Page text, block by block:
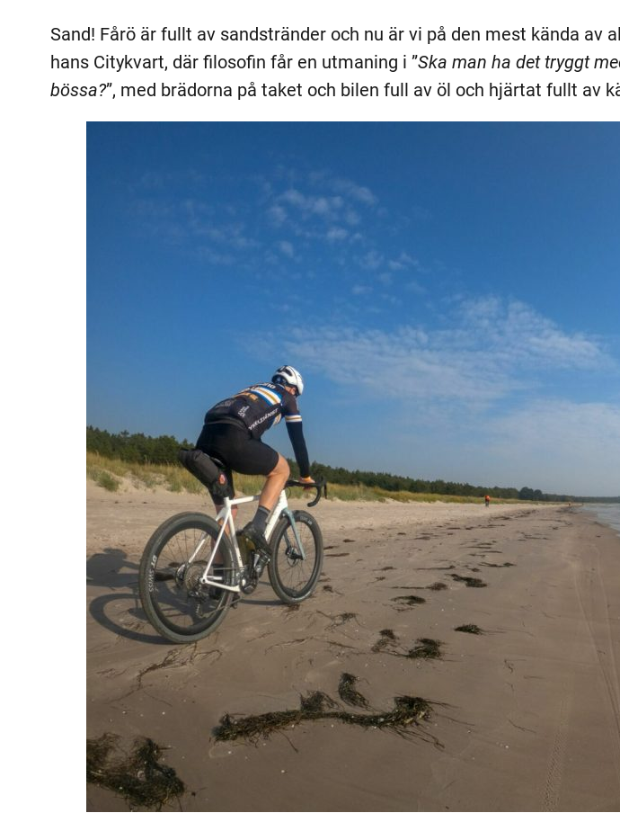
Sand! Fårö är fullt av sandstränder och nu är vi på den mest kända
hans Citykvart, där filosofin får en utmaning i ”Ska man ha det tryggt
bössa?”, med brädorna på taket och bilen full av öl och hjärtat fullt av